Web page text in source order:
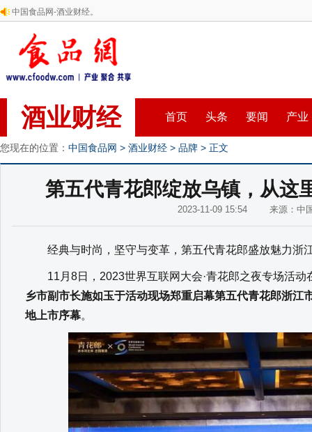
中国食品网-酒业财经。
酒业财经 首页 头条 要闻 产业
您现在的位置： 中国食品网 > 酒业财经 > 品牌 > 正文
第五代青花郎绽放乌镇，从这
2023-11-09 15:54 来源：中
经典与时尚，坚守与变革，第五代青花郎盛放魅力浙
11月8日，2023世界互联网大会·青花郎之夜专场活动
乡市副市长施如玉于活动现场郑重启幕第五代青花郎浙江
地上市序幕。